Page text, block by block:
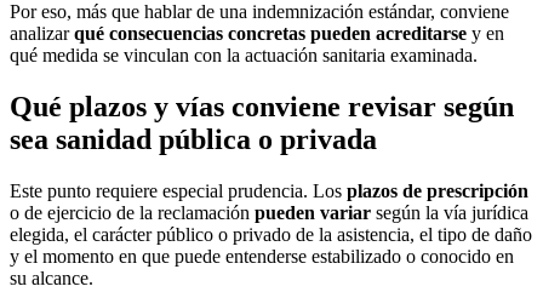
Por eso, más que hablar de una indemnización estándar, conviene
analizarqué consecuencias concretas pueden acreditarse y en
qué medida se vinculan con la actuación sanitaria examinada.
Qué plazos y vías conviene revisar según
sea sanidad pública o privada
Este punto requiere especial prudencia. Los plazos de prescripción
o de ejercicio de la reclamación pueden variar según la vía jurídica
elegida, el carácter público o privado de la asistencia, el tipo de daño
y el momento en que puede entenderse estabilizado o conocido en
su alcance.